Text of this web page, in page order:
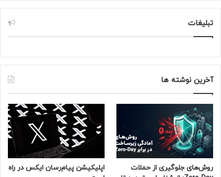
مردم ایجاد می‌کند. عکاسی ماکرو از
بذرها اجازه می‌دهد مجموعه‌هایی که
معمولا از دید پنهان هستند، به شیوه‌ای
آموزشی و سرگرم‌کننده نمایش داده
شوند.
تبلیغات
آخرین نوشته ها
روش‌های جلوگیری از حملات
اپلیکیشن پیام‌رسان ایکس در راه